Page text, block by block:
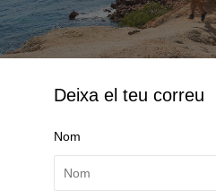
Deixa el teu correu
Nom